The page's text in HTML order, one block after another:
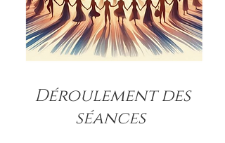
Déroulement des
séances